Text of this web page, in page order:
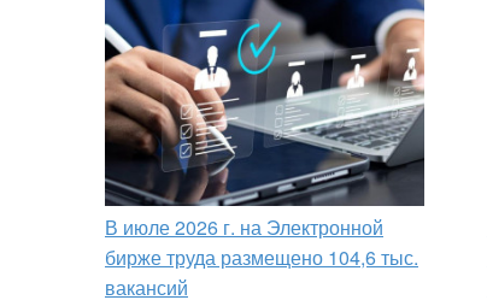
В июле 2026 г. на Электронной
бирже труда размещено 104,6 тыс.
вакансий